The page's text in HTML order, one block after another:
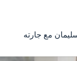
سليمان مع جارته